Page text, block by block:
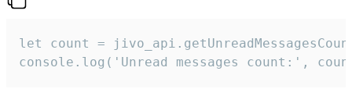
let count =
console.log('Unread messages count:',